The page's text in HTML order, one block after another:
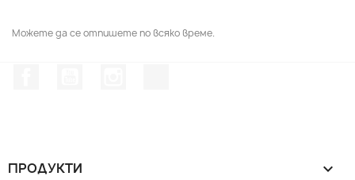
Можете да се отпишете по всяко време.
ПРОДУКТИ 